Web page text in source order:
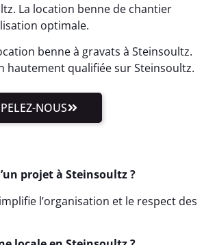
La location benne de chantier
optimale.
benne à gravats à Steinsoultz.
qualifiée sur Steinsoultz.
NOUS
projet à Steinsoultz ?
l’organisation et le respect des